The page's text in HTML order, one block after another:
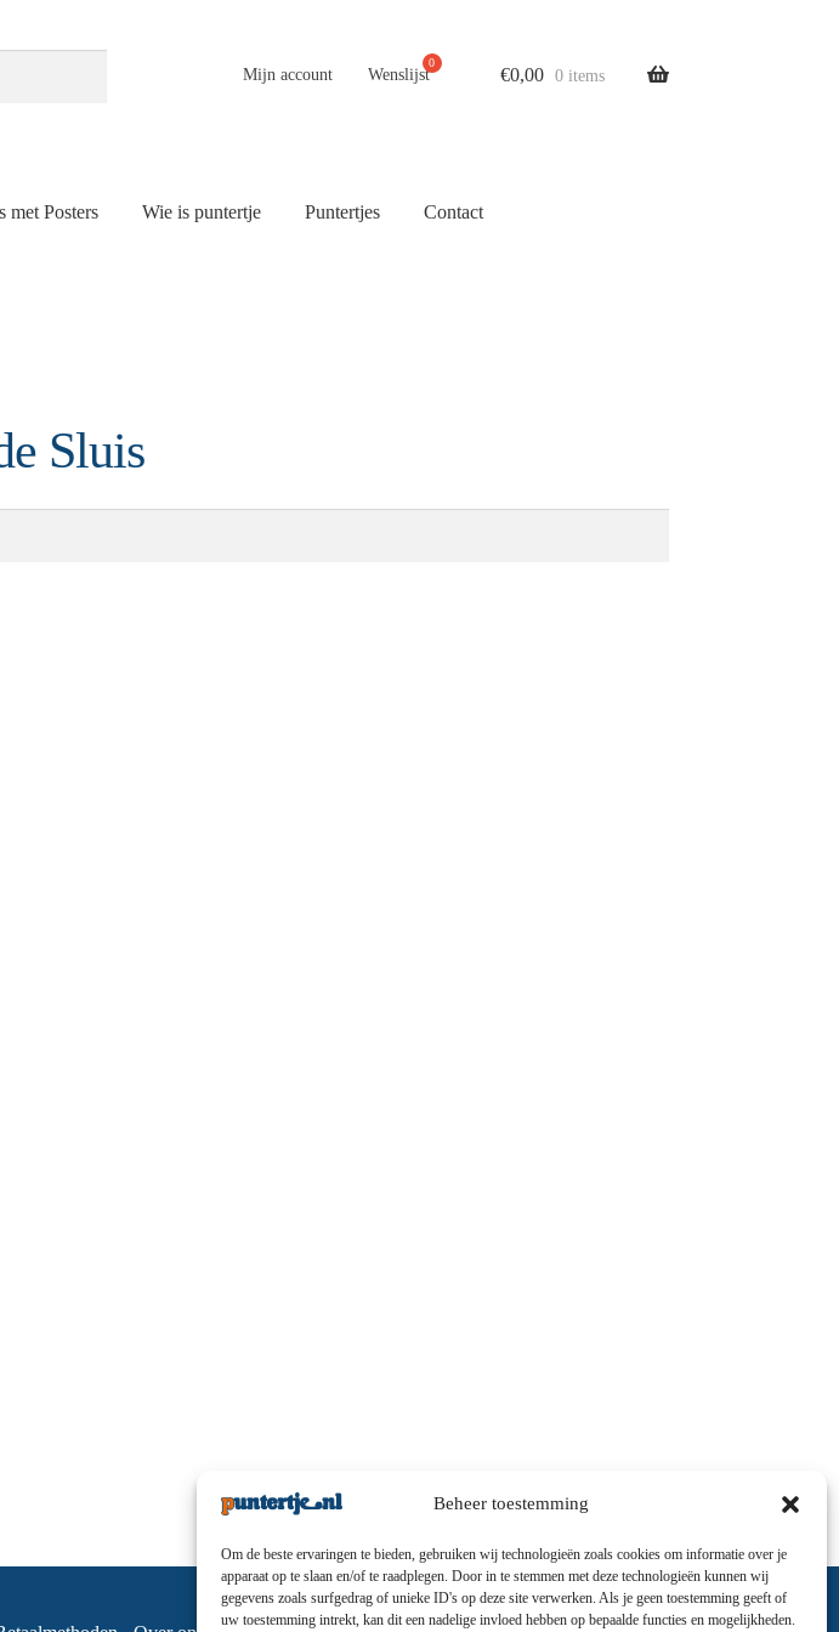
Beheer toestemming
Om de beste ervaringen te bieden, gebruiken wij technologieën zoals cookies om informatie over je
apparaat op te slaan en/of te raadplegen. Door in te stemmen met deze technologieën kunnen wij
gegevens zoals surfgedrag of unieke ID's op deze site verwerken. Als je geen toestemming geeft of
uw toestemming intrekt, kan dit een nadelige invloed hebben op bepaalde functies en mogelijkheden.
Mijn account Wenslijst €0,00 0 items
met Posters Wie is puntertje Puntertjes Contact
Sluis